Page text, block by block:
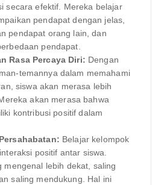
secara efektif. Mereka belajar
pendapat dengan jelas,
pendapat orang lain, dan
pendapat.
Rasa Percaya Diri: Dengan
temannya dalam memahami
siswa akan merasa lebih
akan merasa bahwa
kontribusi positif dalam
Belajar kelompok
positif antar siswa.
mengenal lebih dekat, saling
saling mendukung. Hal ini